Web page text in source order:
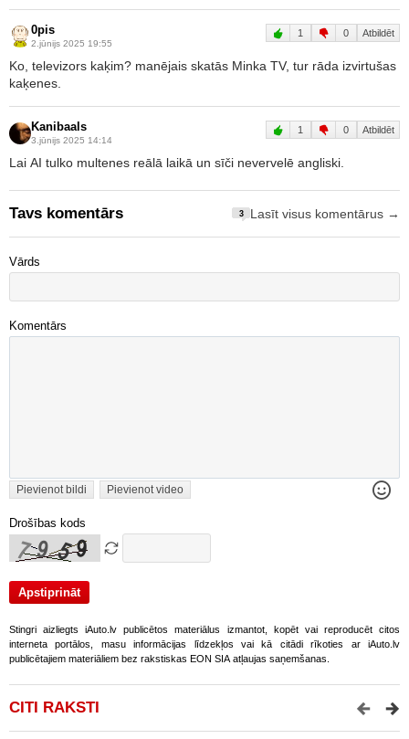
0pis
2.jūnijs 2025 19:55
1 0 Atbildēt
Ko, televizors kaķim? manējais skatās Minka TV, tur rāda izvirtušas
kaķenes.
Kanibaals
3.jūnijs 2025 14:14
1 0 Atbildēt
Lai AI tulko multenes reālā laikā un sīči nevervelē angliski.
Tavs komentārs 3 Lasīt visus komentārus →
Vārds
Komentārs
Pievienot bildi Pievienot video
Drošības kods
Stingri aizliegts iAuto.lv publicētos materiālus izmantot, kopēt vai reproducēt citos
interneta portālos, masu informācijas līdzekļos vai kā citādi rīkoties ar iAuto.lv
publicētajiem materiāliem bez rakstiskas EON SIA atļaujas saņemšanas.
CITI RAKSTI